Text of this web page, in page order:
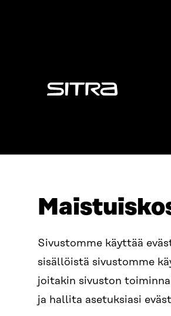
Sivustomme käyttää
sisällöistä sivustomme
joitakin sivuston
ja hallita asetuksiasi
Sitra
Itämerenkatu 11-13,
00181 Helsinki
Saapumisohjeet
Y-TUNNUS